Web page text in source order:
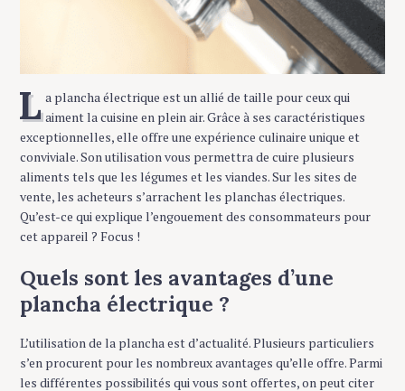
L a plancha électrique est un allié de taille pour ceux qui
aiment la cuisine en plein air. Grâce à ses caractéristiques
exceptionnelles, elle offre une expérience culinaire unique et
conviviale. Son utilisation vous permettra de cuire plusieurs
aliments tels que les légumes et les viandes. Sur les sites de
vente, les acheteurs s’arrachent les planchas électriques.
Qu’est-ce qui explique l’engouement des consommateurs pour
cet appareil ? Focus !
Quels sont les avantages d’une
plancha électrique ?
L’utilisation de la plancha est d’actualité. Plusieurs particuliers
s’en procurent pour les nombreux avantages qu’elle offre. Parmi
les différentes possibilités qui vous sont offertes, on peut citer